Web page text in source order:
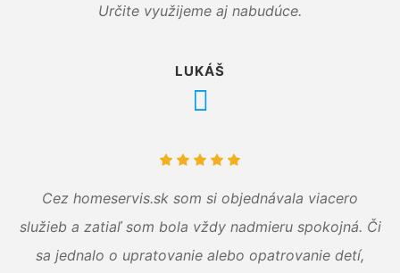
Určite využijeme aj nabudúce.
LUKÁŠ
Cez homeservis.sk som si objednávala viacero
služieb a zatiaľ som bola vždy nadmieru spokojná. Či
sa jednalo o upratovanie alebo opatrovanie detí,